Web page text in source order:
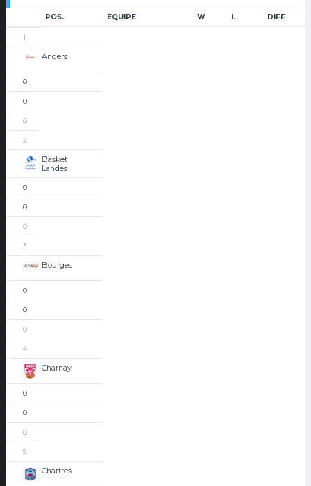
POS. ÉQUIPE W L DIFF
1
Angers
0
0
0
2
Basket
Landes
0
0
0
3
Bourges
0
0
0
4
Charnay
0
0
0
5
Chartres